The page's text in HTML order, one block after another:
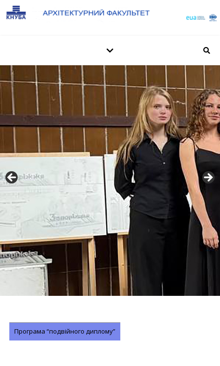
Програма “подвійного диплому”